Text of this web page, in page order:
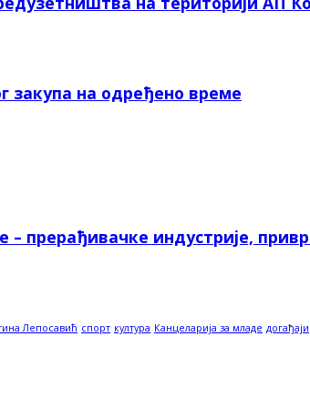
закупа на одређено време
прерађивачке индустрије,
Лепосавић спорт култура Канцеларија за младе догађаји